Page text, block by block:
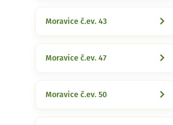
Moravice č.ev. 43
Moravice č.ev. 47
Moravice č.ev. 50